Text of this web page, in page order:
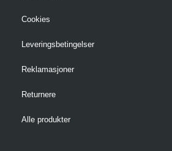
Cookies
Leveringsbetingelser
Reklamasjoner
Returnere
Alle produkter